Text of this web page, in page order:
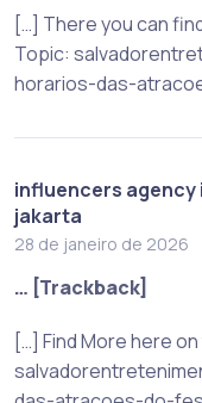
[…] There you can
Topic:
horarios-das-
influencers agency
jakarta
28 de janeiro de 2026
… [Trackback]
[…] Find More here